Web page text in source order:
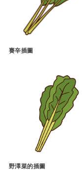
賽辛插圖
野澤菜的插圖